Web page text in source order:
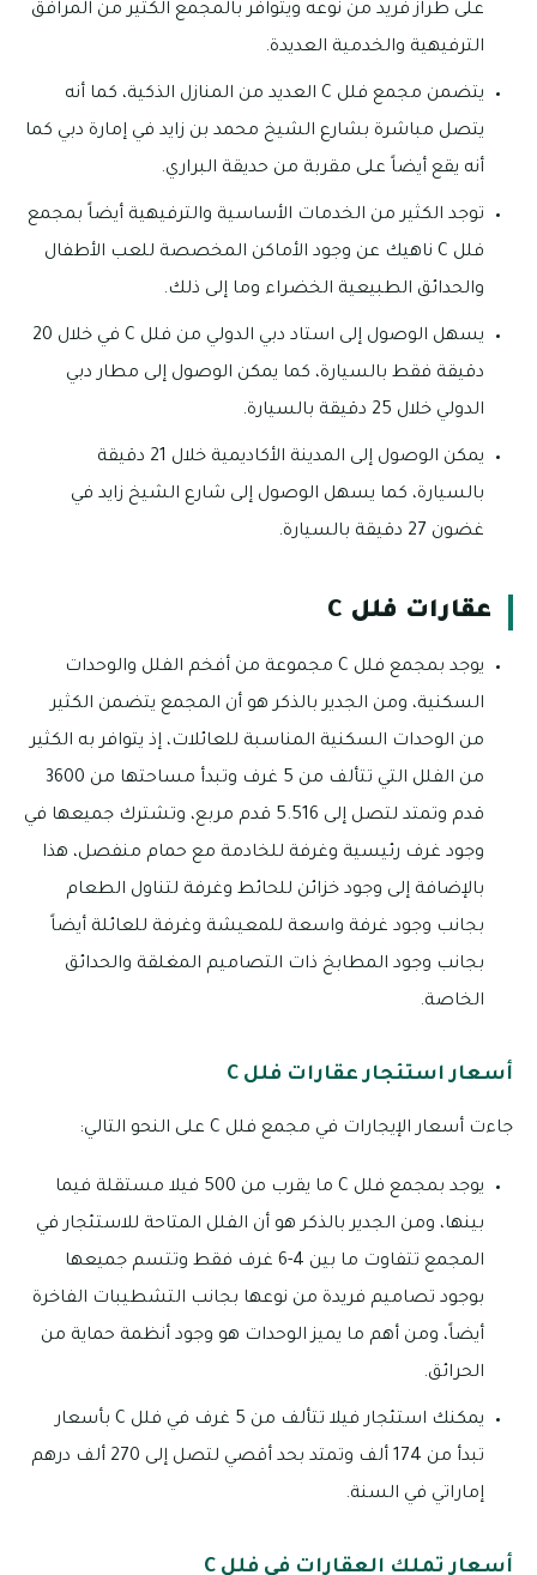
على طراز فريد من نوعه ويتوافر بالمجمع الكثير من المرافق
الترفيهية والخدمية العديدة.
يتضمن مجمع فلل C العديد من المنازل الذكية، كما أنه
يتصل مباشرة بشارع الشيخ محمد بن زايد في إمارة دبي كما
أنه يقع أيضاً على مقربة من حديقة البراري.
توجد الكثير من الخدمات الأساسية والترفيهية أيضاً بمجمع
فلل C ناهيك عن وجود الأماكن المخصصة للعب الأطفال
والحدائق الطبيعية الخضراء وما إلى ذلك.
يسهل الوصول إلى استاد دبي الدولي من فلل C في خلال 20
دقيقة فقط بالسيارة، كما يمكن الوصول إلى مطار دبي
الدولي خلال 25 دقيقة بالسيارة.
يمكن الوصول إلى المدينة الأكاديمية خلال 21 دقيقة
بالسيارة، كما يسهل الوصول إلى شارع الشيخ زايد في
غضون 27 دقيقة بالسيارة.
عقارات فلل C
يوجد بمجمع فلل C مجموعة من أفخم الفلل والوحدات
السكنية، ومن الجدير بالذكر هو أن المجمع يتضمن الكثير
من الوحدات السكنية المناسبة للعائلات، إذ يتوافر به الكثير
من الفلل التي تتألف من 5 غرف وتبدأ مساحتها من 3600
قدم وتمتد لتصل إلى 5.516 قدم مربع، وتشترك جميعها في
وجود غرف رئيسية وغرفة للخادمة مع حمام منفصل، هذا
بالإضافة إلى وجود خزائن للحائط وغرفة لتناول الطعام
بجانب وجود غرفة واسعة للمعيشة وغرفة للعائلة أيضاً
بجانب وجود المطابخ ذات التصاميم المغلقة والحدائق
الخاصة.
أسعار استئجار عقارات فلل C
جاءت أسعار الإيجارات في مجمع فلل C على النحو التالي:
يوجد بمجمع فلل C ما يقرب من 500 فيلا مستقلة فيما
بينها، ومن الجدير بالذكر هو أن الفلل المتاحة للاستئجار في
المجمع تتفاوت ما بين 4-6 غرف فقط وتتسم جميعها
بوجود تصاميم فريدة من نوعها بجانب التشطيبات الفاخرة
أيضاً، ومن أهم ما يميز الوحدات هو وجود أنظمة حماية من
الحرائق.
يمكنك استئجار فيلا تتألف من 5 غرف في فلل C بأسعار
تبدأ من 174 ألف وتمتد بحد أقصي لتصل إلى 270 ألف درهم
إماراتي في السنة.
أسعار تملك العقارات في فلل C